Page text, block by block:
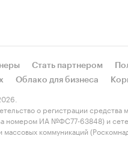
Стать партнером
Облако для бизнеса
о регистрации
номером ИА №ФС77-63848) и
коммуникаций